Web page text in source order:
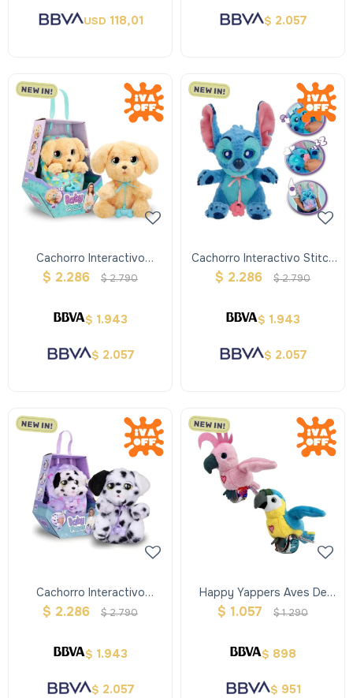
USD 118,01 $ 2.057
Cachorro Interactivo
Labrador Baby Paws
$ 2.286 $2.790
$ 1.943
$ 2.057
Cachorro Interactivo Stitch
Baby Paws
$ 2.286 $2.790
$ 1.943
$ 2.057
Cachorro Interactivo
Dalmata Baby Paws
$ 2.286 $2.790
$ 1.943
$ 2.057
Happy Yappers Aves De
Peluche Interactivas Con
$ 1.057 $1.290
$ 898
$ 951